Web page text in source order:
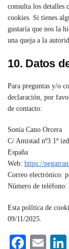
consulta los detalles
cookies. Si tienes
gustaría que nos la
una queja a la
10. Datos
Para preguntas y/o
declaración, por
de contacto:
Sonia Cano Orcera
C/ Amistad nº3 1º
España
Web: https://
Correo electrónico:
Número de teléfono:
Esta política de
09/11/2025.
Fa
E